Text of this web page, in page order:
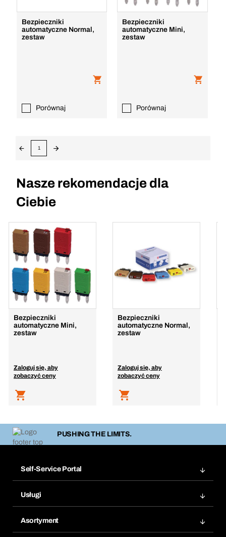
Bezpieczniki
automatyczne Normal,
zestaw
Porównaj
Bezpieczniki
automatyczne Mini,
zestaw
Porównaj
1
Nasze rekomendacje dla
Ciebie
Bezpieczniki
automatyczne Mini,
zestaw
Zaloguj się, aby
zobaczyć ceny
Bezpieczniki
automatyczne Normal,
zestaw
Zaloguj się, aby
zobaczyć ceny
PUSHING THE LIMITS.
Self-Service Portal
Ponowne zamówienie
Zamówienia cykliczne
Usługi
Asortyment